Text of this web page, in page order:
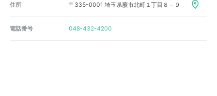
住所 〒335-0001 埼玉県蕨市北町１丁目８－９
電話番号 048-432-4200